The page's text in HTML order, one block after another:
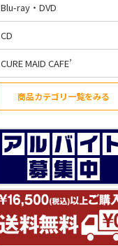
Blu-ray・DVD
CD
CURE MAID CAFE’
商品カテゴリ一覧をみる
描き下ろし 鴻上了見
アクリルスタンド
（大） 最強の決闘者
描
ア
（